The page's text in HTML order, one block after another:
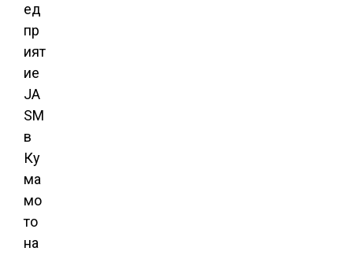
ед
пр
ият
ие
JA
SM
в
Ку
ма
мо
то
на